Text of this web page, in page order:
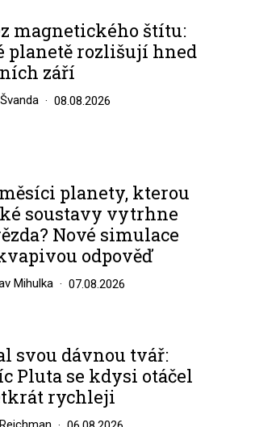
magnetického štítu:
planetě rozlišují hned
září
08.08.2026
měsíci planety, kterou
soustavy vytrhne
Nové simulace
odpověď
Mihulka 07.08.2026
svou dávnou tvář:
Pluta se kdysi otáčel
rychleji